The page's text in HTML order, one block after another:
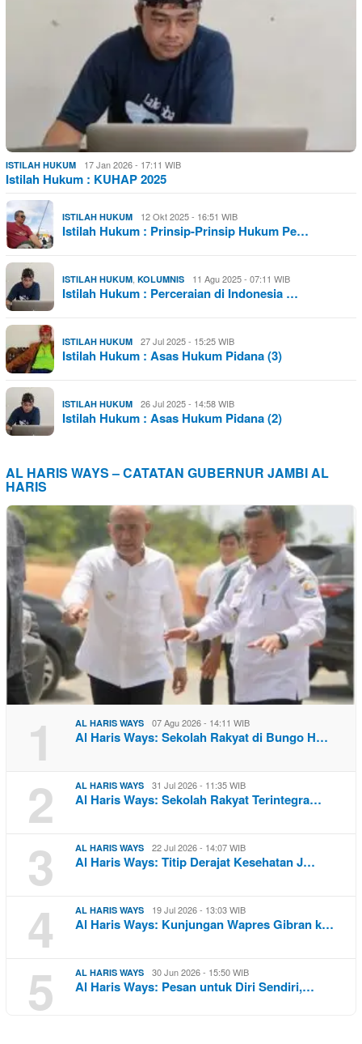
ISTILAH HUKUM 17 Jan 2026 - 17:11 WIB
Istilah Hukum : KUHAP 2025
ISTILAH HUKUM 12 Okt 2025 - 16:51 WIB
Istilah Hukum : Prinsip-Prinsip Hukum Pe…
ISTILAH HUKUM KOLUMNIS 11 Agu 2025 - 07:11 WIB
Istilah Hukum : Perceraian di Indonesia …
ISTILAH HUKUM 27 Jul 2025 - 15:25 WIB
Istilah Hukum : Asas Hukum Pidana (3)
ISTILAH HUKUM 26 Jul 2025 - 14:58 WIB
Istilah Hukum : Asas Hukum Pidana (2)
AL HARIS WAYS – CATATAN GUBERNUR JAMBI AL
HARIS
1 AL HARIS WAYS 07 Agu 2026 - 14:11 WIB
Al Haris Ways: Sekolah Rakyat di Bungo H…
2 AL HARIS WAYS 31 Jul 2026 - 11:35 WIB
Al Haris Ways: Sekolah Rakyat Terintegra…
3 AL HARIS WAYS 22 Jul 2026 - 14:07 WIB
Al Haris Ways: Titip Derajat Kesehatan J…
4 AL HARIS WAYS 19 Jul 2026 - 13:03 WIB
Al Haris Ways: Kunjungan Wapres Gibran k…
5 AL HARIS WAYS 30 Jun 2026 - 15:50 WIB
Al Haris Ways: Pesan untuk Diri Sendiri,…